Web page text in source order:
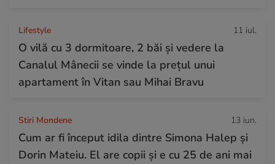
Lifestyle 11 iul.
O vilă cu 3 dormitoare, 2 băi și vedere la
Canalul Mânecii se vinde la prețul unui
apartament în Vitan sau Mihai Bravu
Stiri Mondene 13 iun.
Cum ar fi început idila dintre Simona Halep și
Dorin Mateiu. El are copii și e cu 25 de ani mai